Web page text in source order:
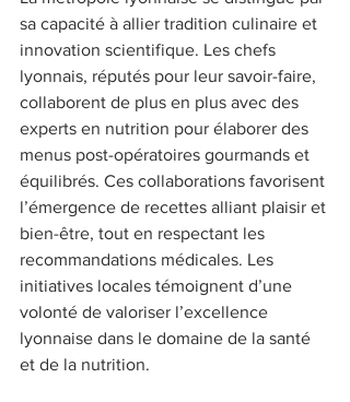
sa capacité à allier tradition culinaire et
innovation scientifique. Les chefs
lyonnais, réputés pour leur savoir-faire,
collaborent de plus en plus avec des
experts en nutrition pour élaborer des
menus post-opératoires gourmands et
équilibrés. Ces collaborations favorisent
l’émergence de recettes alliant plaisir et
bien-être, tout en respectant les
recommandations médicales. Les
initiatives locales témoignent d’une
volonté de valoriser l’excellence
lyonnaise dans le domaine de la santé
et de la nutrition.